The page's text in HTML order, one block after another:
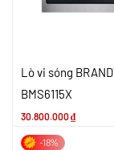
Lò vi sóng
BMS6115X
30.800.000₫
-18%